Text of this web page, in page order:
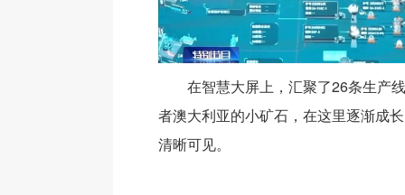
在智慧大屏上，汇聚了26条生产
者澳大利亚的小矿石，在这里逐渐成
清晰可见。